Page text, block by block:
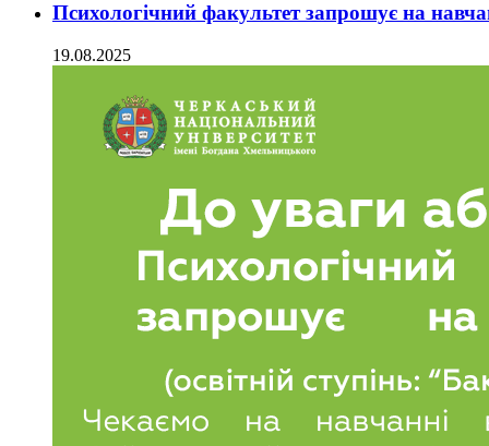
Психологічний факультет запрошує на
19.08.2025